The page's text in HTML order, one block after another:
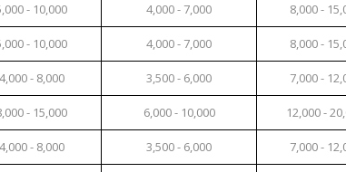
- 10,000 4,000 - 7,000 8,000 -
- 10,000 4,000 - 7,000 8,000 -
4,000 - 8,000 3,500 - 6,000 7,000 -
- 15,000 6,000 - 10,000 12,000 -
4,000 - 8,000 3,500 - 6,000 7,000 -